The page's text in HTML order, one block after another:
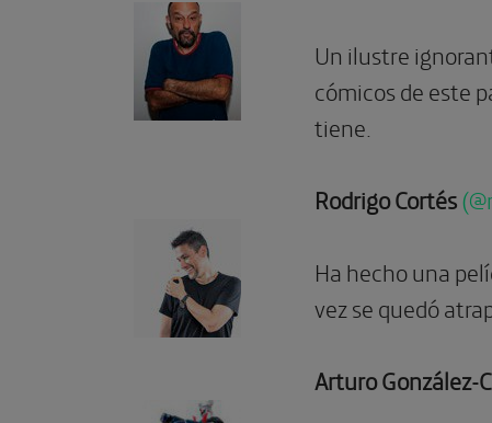
Un ilustre
cómicos de este
tiene.
Rodrigo Cortés
Ha hecho una
vez se quedó
Arturo González-